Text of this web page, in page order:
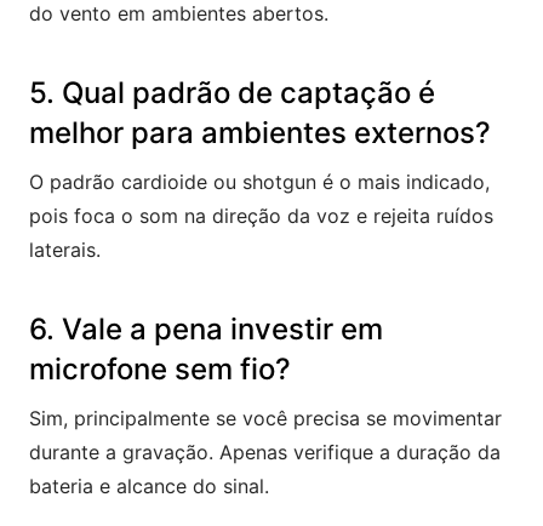
do vento em ambientes abertos.
5. Qual padrão de captação é
melhor para ambientes externos?
O padrão cardioide ou shotgun é o mais indicado,
pois foca o som na direção da voz e rejeita ruídos
laterais.
6. Vale a pena investir em
microfone sem fio?
Sim, principalmente se você precisa se movimentar
durante a gravação. Apenas verifique a duração da
bateria e alcance do sinal.